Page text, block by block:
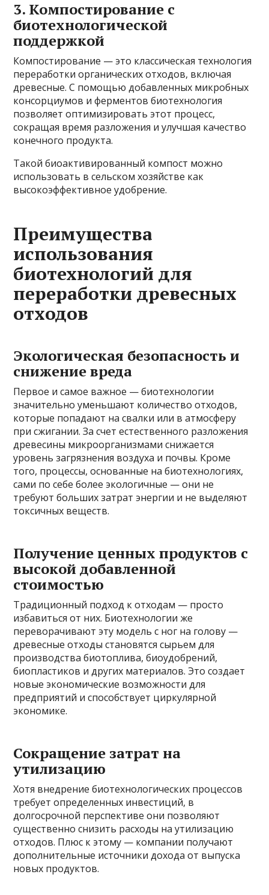
3. Компостирование с
биотехнологической
поддержкой
Компостирование — это классическая технология
переработки органических отходов, включая
древесные. С помощью добавленных микробных
консорциумов и ферментов биотехнология
позволяет оптимизировать этот процесс,
сокращая время разложения и улучшая качество
конечного продукта.
Такой биоактивированный компост можно
использовать в сельском хозяйстве как
высокоэффективное удобрение.
Преимущества
использования
биотехнологий для
переработки древесных
отходов
Экологическая безопасность и
снижение вреда
Первое и самое важное — биотехнологии
значительно уменьшают количество отходов,
которые попадают на свалки или в атмосферу
при сжигании. За счет естественного разложения
древесины микроорганизмами снижается
уровень загрязнения воздуха и почвы. Кроме
того, процессы, основанные на биотехнологиях,
сами по себе более экологичные — они не
требуют больших затрат энергии и не выделяют
токсичных веществ.
Получение ценных продуктов с
высокой добавленной
стоимостью
Традиционный подход к отходам — просто
избавиться от них. Биотехнологии же
переворачивают эту модель с ног на голову —
древесные отходы становятся сырьем для
производства биотоплива, биоудобрений,
биопластиков и других материалов. Это создает
новые экономические возможности для
предприятий и способствует циркулярной
экономике.
Сокращение затрат на
утилизацию
Хотя внедрение биотехнологических процессов
требует определенных инвестиций, в
долгосрочной перспективе они позволяют
существенно снизить расходы на утилизацию
отходов. Плюс к этому — компании получают
дополнительные источники дохода от выпуска
новых продуктов.